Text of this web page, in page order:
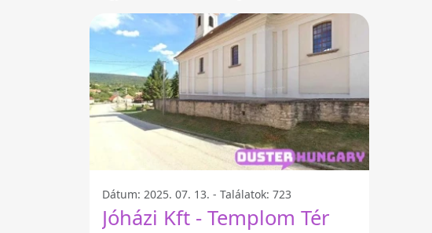
Dátum: 2025. 07. 13. - Találatok: 723
Jóházi Kft - Templom Tér